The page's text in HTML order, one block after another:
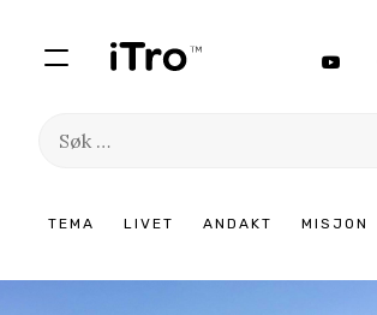
TEMA LIVET ANDAKT MISJON
Søk
innhold